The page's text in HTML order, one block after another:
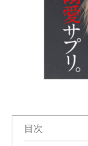
目次